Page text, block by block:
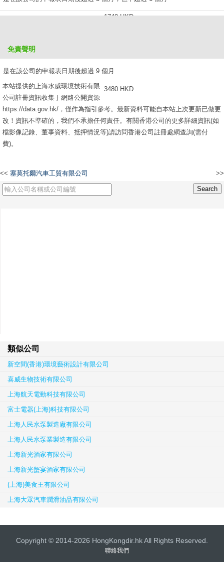
1740 HKD
是在該公司的申報表日期後超過 9 個月
3480 HKD
免責聲明
本站提供的上海水威環境技術有限
公司註冊資訊收集于網路公開資源
https://data.gov.hk/，僅作為指引參考。最新資料可能自本站上次更新已做更
改！資訊不準確的，我們不承擔任何責任。有關香港公司的更多詳細資訊(如
檔影像記錄、董事資料、抵押情況等)請訪問香港公司註冊處網查詢(需付
費)。
<< 塞莫托爾汽車工貿有限公司 >>
類似公司
新空間(香港)環境藝術設計有限公司
喜威生物技術有限公司
上海航天電動科技有限公司
富士電器(上海)科技有限公司
上海人民水泵製造廠有限公司
上海人民水泵業製造有限公司
上海新光酒家有限公司
上海新光蟹宴酒家有限公司
(上海)美食王有限公司
上海大眾汽車潤滑油品有限公司
Copyright © 2014-2026 HongKongdir.hk All Rights Reserved.
聯絡我們